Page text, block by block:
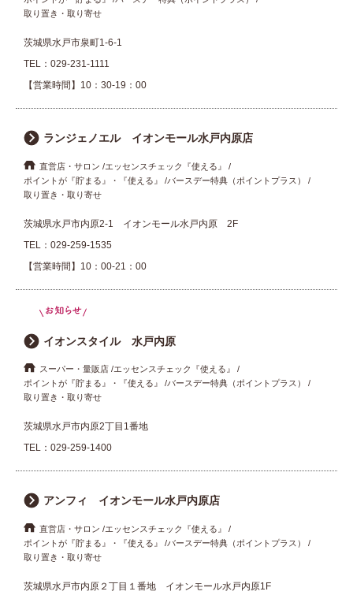
取り置き・取り寄せ
茨城県水戸市泉町1-6-1
TEL： 029-231-1111
【営業時間】10：30-19：00
ランジェノエル イオンモール水戸内原店
直営店・サロン
エッセンスチェック『使える』
ポイントが『貯まる』・『使える』
バースデー特典（ポイントプラス）
取り置き・取り寄せ
茨城県水戸市内原2-1 イオンモール水戸内原 2F
TEL： 029-259-1535
【営業時間】10：00-21：00
イオンスタイル 水戸内原
スーパー・量販店 エッセンスチェック『使える』
ポイントが『貯まる』・『使える』
バースデー特典（ポイントプラス）
取り置き・取り寄せ
茨城県水戸市内原2丁目1番地
TEL： 029-259-1400
アンフィ イオンモール水戸内原店
直営店・サロン
エッセンスチェック『使える』
ポイントが『貯まる』・『使える』
バースデー特典（ポイントプラス）
取り置き・取り寄せ
茨城県水戸市内原２丁目１番地 イオンモール水戸内原1F